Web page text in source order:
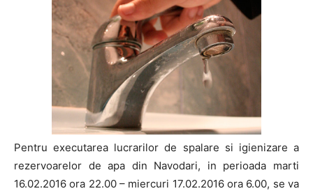
Pentru executarea lucrarilor de spalare si igienizare a
rezervoarelor de apa din Navodari, in perioada marti
16.02.2016 ora 22.00 – miercuri 17.02.2016 ora 6.00, se va